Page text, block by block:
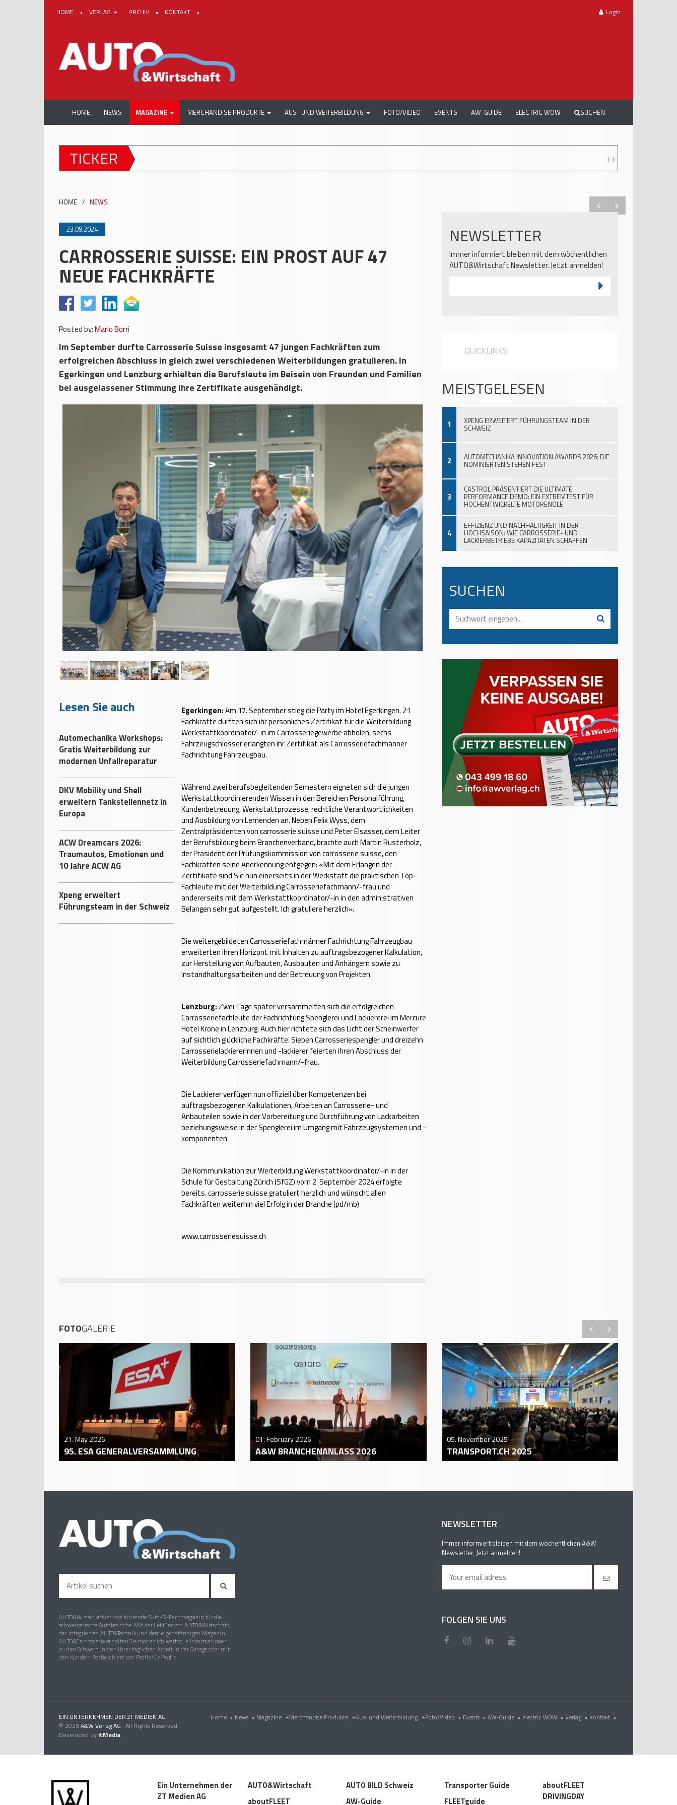
HOME • VERLAG ARCHIV • KONTAKT • Login
HOME NEWS MAGAZINE MERCHANDISE PRODUKTE AUS- UND WEITERBILDUNG FOTO/VIDEO EVENTS AW-GUIDE ELECTRIC WOW SUCHEN
TICKER AUTOMECHANIKA WORKSHOPS:
HOME / NEWS
23.09.2024
CARROSSERIE SUISSE: EIN PROST AUF 47
NEUE FACHKRÄFTE
Posted by:Mario Borri
Im September durfte Carrosserie Suisse insgesamt 47 jungen Fachkräften zum
erfolgreichen Abschluss in gleich zwei verschiedenen Weiterbildungen gratulieren. In
Egerkingen und Lenzburg erhielten die Berufsleute im Beisein von Freunden und Familien
bei ausgelassener Stimmung ihre Zertifikate ausgehändigt.
Lesen Sie auch
Automechanika Workshops:
Gratis Weiterbildung zur
modernen Unfallreparatur
DKV Mobility und Shell
erweitern Tankstellennetz in
Europa
ACW Dreamcars 2026:
Traumautos, Emotionen und
10 Jahre ACW AG
Xpeng erweitert
Führungsteam in der Schweiz
Egerkingen:Am 17. September stieg die Party im Hotel Egerkingen. 21
Fachkräfte durften sich ihr persönliches Zertifikat für die Weiterbildung
Werkstattkoordinator/-in im Carrosseriegewerbe abholen, sechs
Fahrzeugschlosser erlangten ihr Zertifikat als Carrosseriefachmänner
Fachrichtung Fahrzeugbau.
Während zwei berufsbegleitenden Semestern eigneten sich die jungen
Werkstattkoordinierenden Wissen in den Bereichen Personalführung,
Kundenbetreuung, Werkstattprozesse, rechtliche Verantwortlichkeiten
und Ausbildung von Lernenden an. Neben Felix Wyss, dem
Zentralpräsidenten von carrosserie suisse und Peter Elsasser, dem Leiter
der Berufsbildung beim Branchenverband, brachte auch Martin Rusterholz,
der Präsident der Prüfungskommission von carrosserie suisse, den
Fachkräften seine Anerkennung entgegen: «Mit dem Erlangen der
Zertifikate sind Sie nun einerseits in der Werkstatt die praktischen Top-
Fachleute mit der Weiterbildung Carrosseriefachmann/-frau und
andererseits mit dem Werkstattkoordinator/-in in den administrativen
Belangen sehr gut aufgestellt. Ich gratuliere herzlich».
Die weitergebildeten Carrosseriefachmänner Fachrichtung Fahrzeugbau
erweiterten ihren Horizont mit Inhalten zu auftragsbezogener Kalkulation,
zur Herstellung von Aufbauten, Ausbauten und Anhängern sowie zu
Instandhaltungsarbeiten und der Betreuung von Projekten.
Lenzburg:Zwei Tage später versammelten sich die erfolgreichen
Carrosseriefachleute der Fachrichtung Spenglerei und Lackiererei im Mercure
Hotel Krone in Lenzburg. Auch hier richtete sich das Licht der Scheinwerfer
auf sichtlich glückliche Fachkräfte. Sieben Carrosseriespengler und dreizehn
Carrosserielackiererinnen und -lackierer feierten ihren Abschluss der
Weiterbildung Carrosseriefachmann/-frau.
Die Lackierer verfügen nun offiziell über Kompetenzen bei
auftragsbezogenen Kalkulationen, Arbeiten an Carrosserie- und
Anbauteilen sowie in der Vorbereitung und Durchführung von Lackarbeiten
beziehungsweise in der Spenglerei im Umgang mit Fahrzeugsystemen und -
komponenten.
Die Kommunikation zur Weiterbildung Werkstattkoordinator/-in in der
Schule für Gestaltung Zürich (SfGZ) vom 2. September 2024 erfolgte
bereits. carrosserie suisse gratuliert herzlich und wünscht allen
Fachkräften weiterhin viel Erfolg in der Branche (pd/mb)
www.carrosseriesuisse.ch
NEWSLETTER
Immer informiert bleiben mit dem wöchentlichen
AUTO&Wirtschaft Newsletter. Jetzt anmelden!
QUICKLINKS
MEISTGELESEN
1 XPENG ERWEITERT FÜHRUNGSTEAM IN DER
SCHWEIZ
2 AUTOMECHANIKA INNOVATION AWARDS 2026: DIE
NOMINIERTEN STEHEN FEST
3
CASTROL PRÄSENTIERT DIE ULTIMATE
PERFORMANCE DEMO: EIN EXTREMTEST FÜR
HOCHENTWICKELTE MOTORENÖLE
4
EFFIZIENZ UND NACHHALTIGKEIT IN DER
HOCHSAISON: WIE CARROSSERIE- UND
LACKIERBETRIEBE KAPAZITÄTEN SCHAFFEN
SUCHEN
FOTOGALERIE
21. May 2026
95. ESA GENERALVERSAMMLUNG
01. February 2026
A&W BRANCHENANLASS 2026
05. November 2025
TRANSPORT.CH 2025
AUTO&Wirtschaft ist das führende B-to-B-Fachmagazin für die
schweizerische Autobranche. Mit der Lektüre von AUTO&Wirtschaft,
der integrierten AUTO&Technik und dem eigenständigen Magazin
AUTO&Carrosserie erhalten Sie monatlich wertvolle Informationen
zu den Schwerpunkten Ihrer täglichen Arbeit in der Garage oder mit
den Kunden. Recherchiert von Profis für Profis.
NEWSLETTER
Immer informiert bleiben mit dem wöchentlichen A&W
Newsletter. Jetzt anmelden!
FOLGEN SIE UNS
EIN UNTERNEHMEN DER ZT MEDIEN AG
© 2026A&W Verlag AG . All Rights Reserved.
Developed by itMedia
Home • News • Magazine Merchandise Produkte Aus- und Weiterbildung Foto/Video • Events • AW-Guide • electric WOW • Verlag • Kontakt •
Ein Unternehmen der
ZT Medien AG
AUTO&Wirtschaft
aboutFLEET
AUTO BILD Schweiz
AW-Guide
Transporter Guide
FLEETguide
aboutFLEET
DRIVINGDAY